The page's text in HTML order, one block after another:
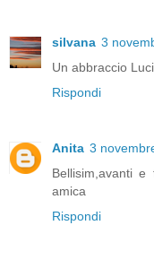
silvana 3
Un abbraccio
Rispondi
Anita 3
Bellisim,avanti e
amica
Rispondi